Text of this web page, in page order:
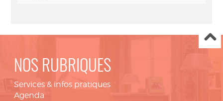
NOS RUBRIQUES
Services & infos pratiques
Agenda